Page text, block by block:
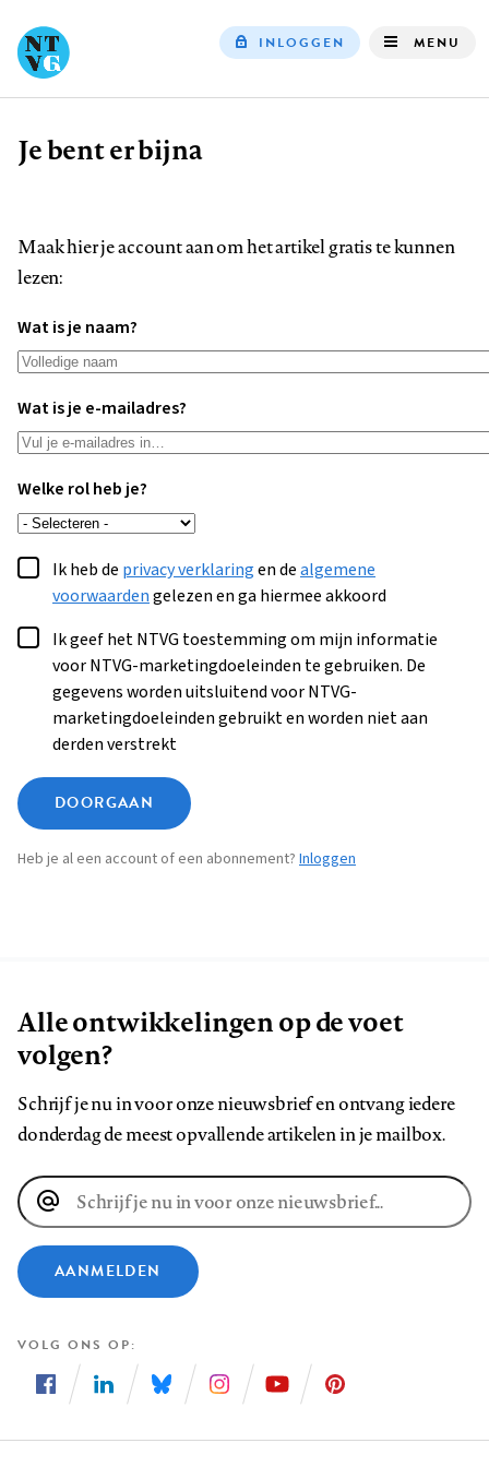
INLOGGEN MENU
Kruimelpad
Je bent er bijna
Maak hier je account aan om het artikel gratis te kunnen
lezen:
Wat is je naam?
Wat is je e-mailadres?
Welke rol heb je?
Ik heb de privacy verklaringen dealgemene
voorwaardengelezen en ga hiermee akkoord
Ik geef het NTVG toestemming om mijn informatie
voor NTVG-marketingdoeleinden te gebruiken. De
gegevens worden uitsluitend voor NTVG-
marketingdoeleinden gebruikt en worden niet aan
derden verstrekt
DOORGAAN
Heb je al een account of een abonnement? Inloggen
Alle ontwikkelingen op de voet
volgen?
Schrijf je nu in voor onze nieuwsbrief en ontvang iedere
donderdag de meest opvallende artikelen in je mailbox.
E-
mailadres
AANMELDEN
VOLG ONS OP
ons
ons
ons
ons
ons
ons